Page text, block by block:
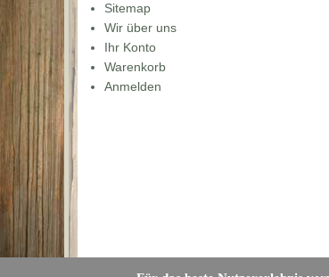
Sitemap
Wir über uns
Ihr Konto
Warenkorb
Anmelden